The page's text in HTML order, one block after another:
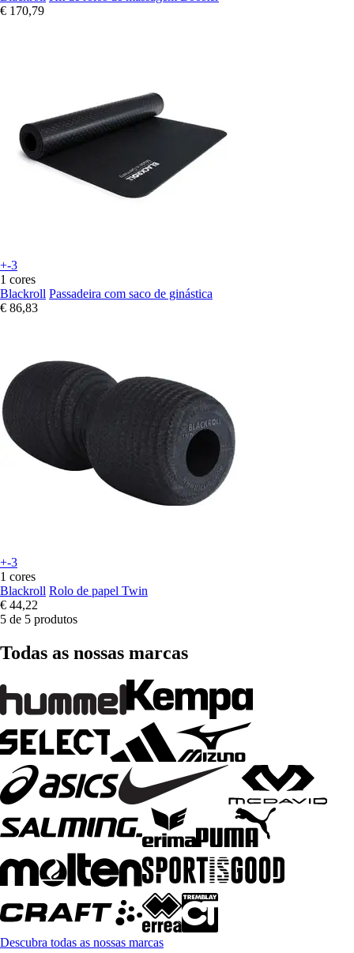
€ 170,79
+-3
1 cores
Blackroll Passadeira com saco de ginástica
€ 86,83
+-3
1 cores
Blackroll Rolo de papel Twin
€ 44,22
5 de 5 produtos
Todas as nossas marcas
Descubra todas as nossas marcas